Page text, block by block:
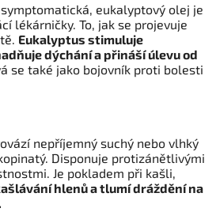
eukalyptový olej je
lékárničky. To, jak se projevuje
Eukalyptus stimuluje
dýchání a přináší úlevu od
se také jako bojovník proti bolesti
nepříjemný suchý nebo vlhký
Disponuje protizánětlivými
Je pokladem při kašli,
hlenů a tlumí dráždění na